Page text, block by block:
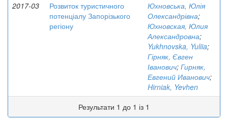
2017-03
Розвиток туристичного
потенціалу Запорізького
регіону
Юхновська, Юлія
Олександрівна;
Юхновская, Юлия
Александровна;
Yukhnovska, Yuliia;
Гірняк, Євген
Іванович; Гирняк,
Евгений Иванович;
Hirniak, Yevhen
Результати 1 до 1 із 1